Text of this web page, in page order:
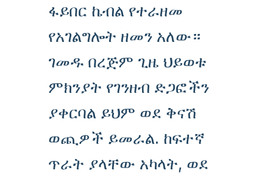
ፋይበር ኬብል የተራዘመ
የአገልግሎት ዘመን አለው።
ገመዱ በረጅም ጊዜ ህይወቱ
ምክንያት የገንዘብ ድጋፎችን
ያቀርባል ይህም ወደ ቅናሽ
ወጪዎች ይመራል. ከፍተኛ
ጥራት ያላቸው አካላት, ወደ